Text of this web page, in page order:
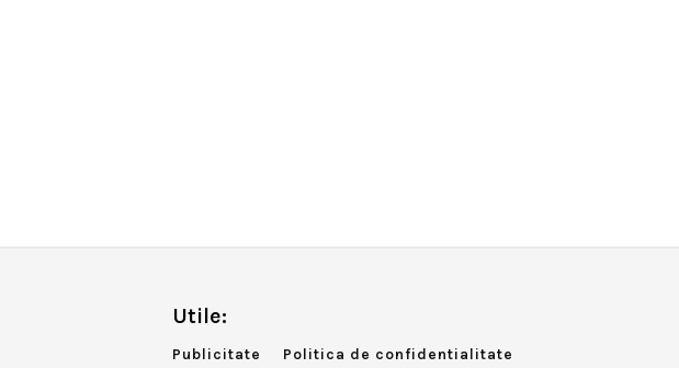
Utile:
Publicitate Politica de confidentialitate